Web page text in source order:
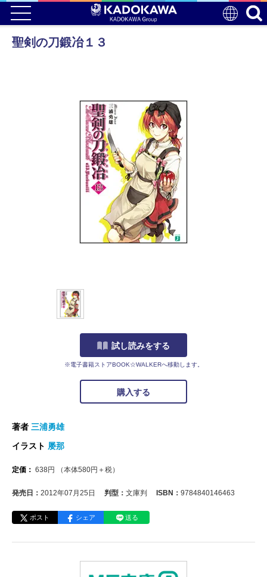
聖剣の刀鍛冶１３
試し読みをする
※電子書籍ストアBOOK☆WALKERへ移動します。
購入する
著者 三浦勇雄
イラスト 屡那
定価： 638円 （本体580円＋税）
発売日： 2012年07月25日 判型： 文庫判 ISBN： 9784840146463
ポスト シェア 送る